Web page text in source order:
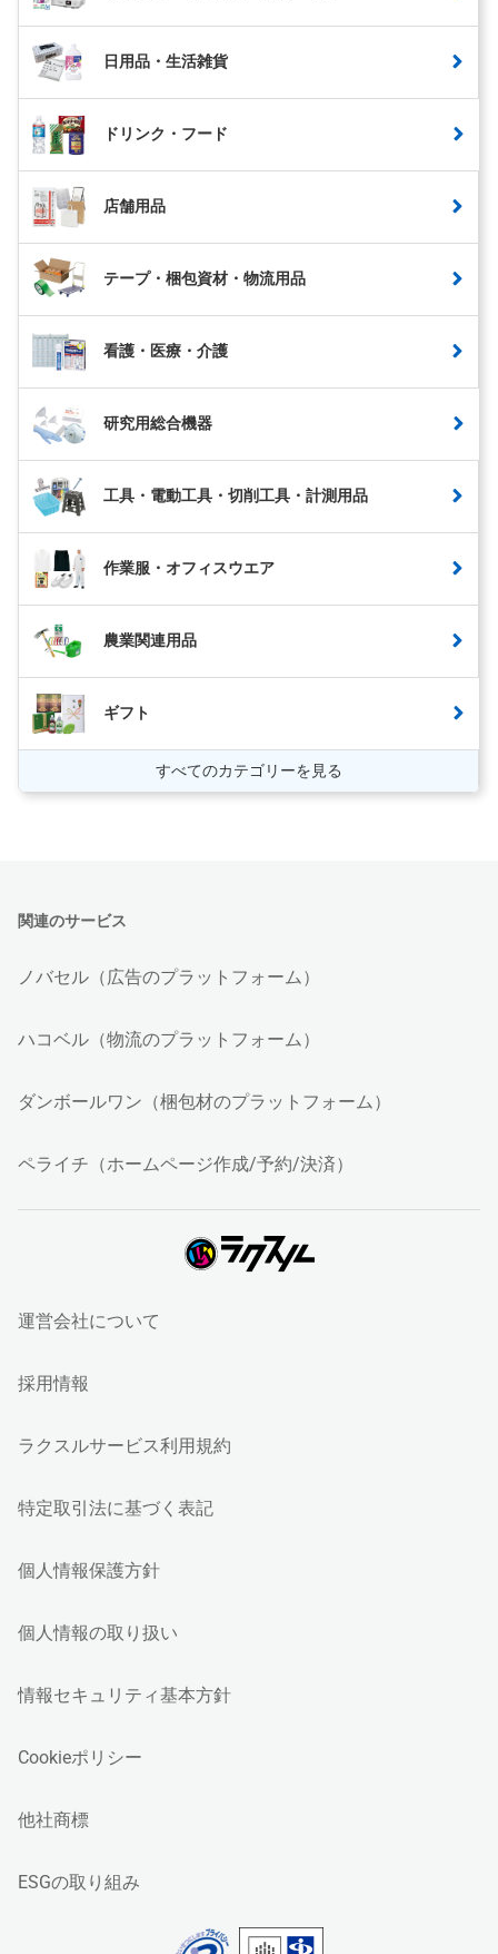
日用品・生活雑貨
ドリンク・フード
店舗用品
テープ・梱包資材・物流用品
看護・医療・介護
研究用総合機器
工具・電動工具・切削工具・計測用品
作業服・オフィスウエア
農業関連用品
ギフト
すべてのカテゴリーを見る
関連のサービス
ノバセル（広告のプラットフォーム）
ハコベル（物流のプラットフォーム）
ダンボールワン（梱包材のプラットフォーム）
ペライチ（ホームページ作成/予約/決済）
運営会社について
採用情報
ラクスルサービス利用規約
特定取引法に基づく表記
個人情報保護方針
個人情報の取り扱い
情報セキュリティ基本方針
Cookieポリシー
他社商標
ESGの取り組み